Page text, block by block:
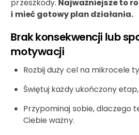
przeszkody. Najważniejsze to
i mieć gotowy plan działania.
Brak konsekwencji lub
motywacji
Rozbij duży cel na mikrocele
Świętuj każdy ukończony
Przypominaj sobie, dlaczego
Ciebie ważny.